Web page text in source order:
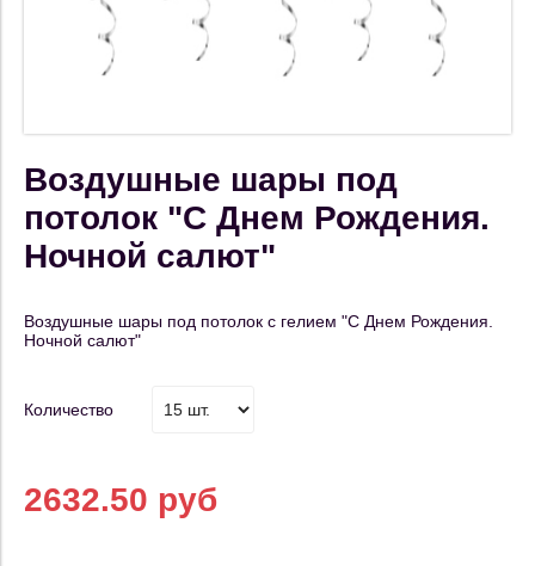
Воздушные шары под
потолок "С Днем Рождения.
Ночной салют"
Воздушные шары под потолок с гелием "С Днем Рождения.
Ночной салют"
Количество
2632.50 руб